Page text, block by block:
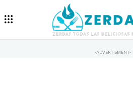
-ADVERTISMENT-